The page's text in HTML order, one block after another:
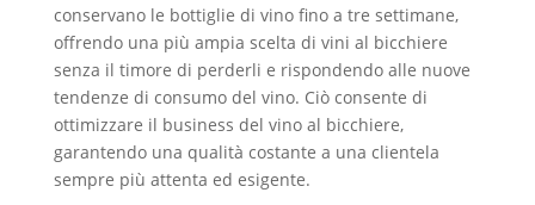
conservano le bottiglie di vino fino a tre settimane,
offrendo una più ampia scelta di vini al bicchiere
senza il timore di perderli e rispondendo alle nuove
tendenze di consumo del vino. Ciò consente di
ottimizzare il business del vino al bicchiere,
garantendo una qualità costante a una clientela
sempre più attenta ed esigente.